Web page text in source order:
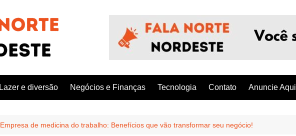
Lazer e diversão Negócios e Finanças Tecnologia Contato Anuncie Aqui
Empresa de medicina do trabalho: Benefícios que vão transformar seu negócio!